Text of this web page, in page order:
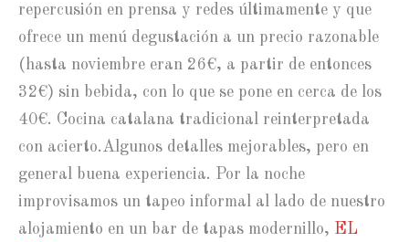
repercusión en prensa y redes últimamente y que
ofrece un menú degustación a un precio razonable
(hasta noviembre eran 26€, a partir de entonces
32€) sin bebida, con lo que se pone en cerca de los
40€. Cocina catalana tradicional reinterpretada
con acierto.Algunos detalles mejorables, pero en
general buena experiencia. Por la noche
improvisamos un tapeo informal al lado de nuestro
alojamiento en un bar de tapas modernillo, EL